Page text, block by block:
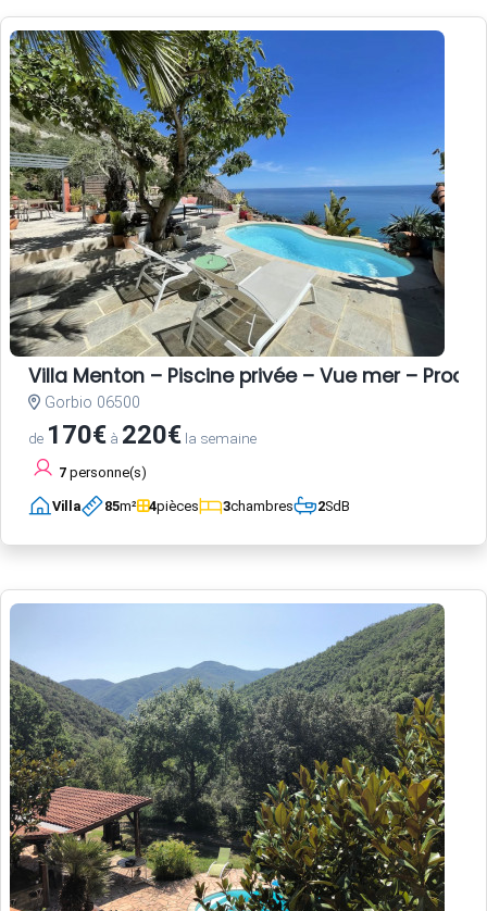
Villa Menton – Piscine privée – Vue mer –
Gorbio 06500
de 170€ à 220€ la semaine
7 personne(s)
Villa 85m² 4pièces 3chambres 2SdB